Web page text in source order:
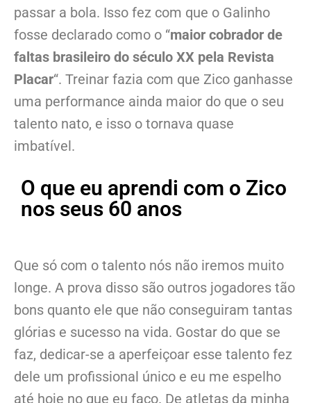
passar a bola. Isso fez com que o Galinho
fosse declarado como o “maior cobrador de
faltas brasileiro do século XX pela Revista
Placar“. Treinar fazia com que Zico ganhasse
uma performance ainda maior do que o seu
talento nato, e isso o tornava quase
imbatível.
O que eu aprendi com o Zico
nos seus 60 anos
Que só com o talento nós não iremos muito
longe. A prova disso são outros jogadores tão
bons quanto ele que não conseguiram tantas
glórias e sucesso na vida. Gostar do que se
faz, dedicar-se a aperfeiçoar esse talento fez
dele um profissional único e eu me espelho
até hoje no que eu faço. De atletas da minha